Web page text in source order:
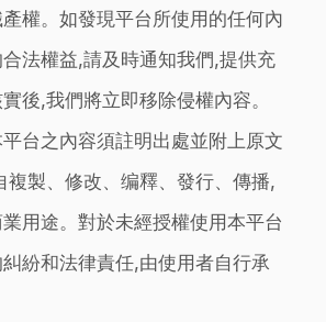
權。如發現平台所使用的任何內
法權益,請及時通知我們,提供充
後,我們將立即移除侵權內容。
台之內容須註明出處並附上原文
複製、修改、编釋、發行、傳播,
用途。對於未經授權使用本平台
紛和法律責任,由使用者自行承